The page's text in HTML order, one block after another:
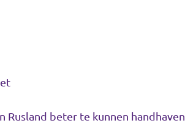
beter te kunnen handhaven